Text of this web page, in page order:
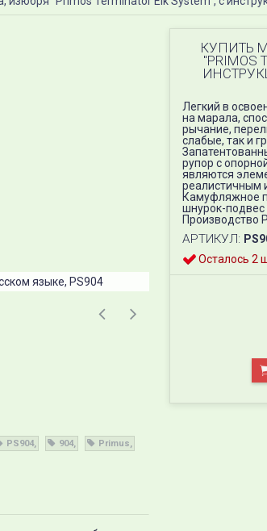
языке, PS904 Манок на
КУПИТЬ
"PRIMOS
Легкий в
на марала,
рычание,
слабые, так и
рупор с
являются
реалистичным
Камуфляжное
шнурок-
Производство
АРТИКУЛ:
Осталось 2
PS904 904
Primus